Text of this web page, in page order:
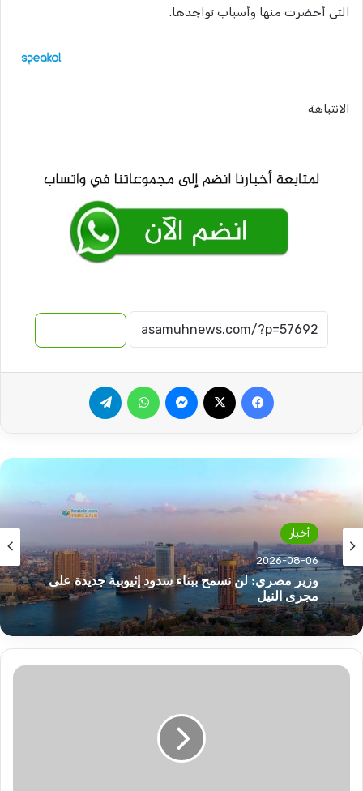
التى أحضرت منها وأسباب تواجدها.
الانتباهة
فيسبوك ماسنجر واتساب
أخبار
2026-08-06
وزير مصري: لن نسمح ببناء سدود إثيوبية جديدة على
مجرى النيل
أخبار
2026-08-06
الهلال